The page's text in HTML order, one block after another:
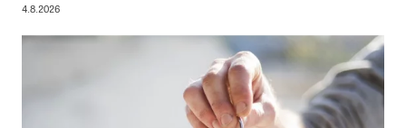
4.8.2026